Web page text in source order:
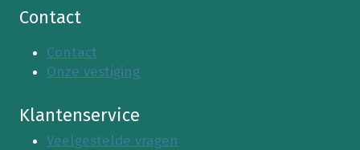
Contact
Contact
Onze vestiging
Klantenservice
Veelgestelde vragen